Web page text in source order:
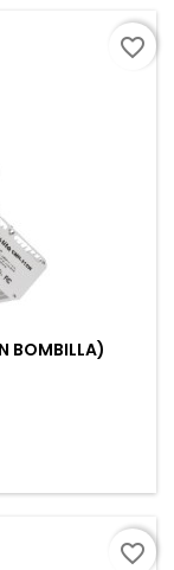
BOMBILLA)
favorite_border
favorite_border